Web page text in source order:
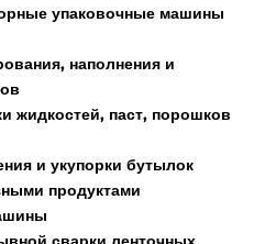
упаковочные машины
наполнения и
жидкостей, паст, порошков
и укупорки бутылок
продуктами